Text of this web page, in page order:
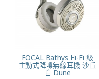
FOCAL Bathys Hi-Fi 級
主動式降噪無線耳機 沙丘
白 Dune